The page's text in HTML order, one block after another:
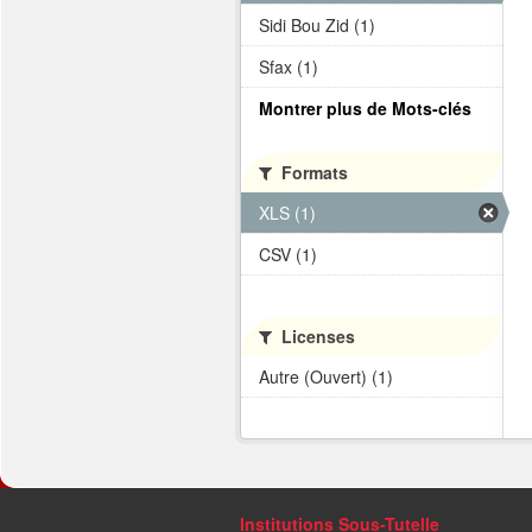
Sidi Bou Zid (1)
Sfax (1)
Montrer plus de Mots-clés
Formats
XLS (1)
CSV (1)
Licenses
Autre (Ouvert) (1)
Institutions Sous-Tutelle